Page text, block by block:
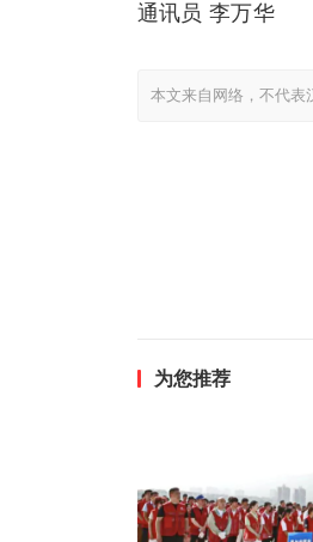
通讯员 李万华
本文来自网络，不代表
为您推荐